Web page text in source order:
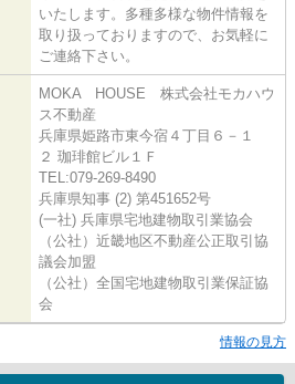
いたします。多種多様な物件情報を
取り扱っておりますので、お気軽に
ご連絡下さい。
MOKA HOUSE 株式会社モカハウ
ス不動産
兵庫県姫路市東今宿４丁目６－１
２ 珈琲館ビル１Ｆ
TEL:079-269-8490
兵庫県知事 (2) 第451652号
(一社) 兵庫県宅地建物取引業協会
（公社）近畿地区不動産公正取引協
議会加盟
（公社）全国宅地建物取引業保証協
会
情報の見方